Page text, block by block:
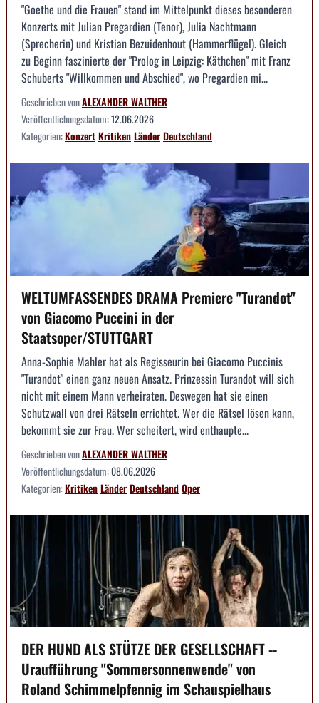
"Goethe und die Frauen" stand im Mittelpunkt dieses besonderen
Konzerts mit Julian Pregardien (Tenor), Julia Nachtmann
(Sprecherin) und Kristian Bezuidenhout (Hammerflügel). Gleich
zu Beginn faszinierte der "Prolog in Leipzig: Käthchen" mit Franz
Schuberts "Willkommen und Abschied", wo Pregardien mi...
Geschrieben vonALEXANDER WALTHER
Veröffentlichungsdatum:12.06.2026
Kategorien:KonzertKritikenLänderDeutschland
WELTUMFASSENDES DRAMA Premiere "Turandot"
von Giacomo Puccini in der
Staatsoper/STUTTGART
Anna-Sophie Mahler hat als Regisseurin bei Giacomo Puccinis
"Turandot" einen ganz neuen Ansatz. Prinzessin Turandot will sich
nicht mit einem Mann verheiraten. Deswegen hat sie einen
Schutzwall von drei Rätseln errichtet. Wer die Rätsel lösen kann,
bekommt sie zur Frau. Wer scheitert, wird enthaupte...
Geschrieben vonALEXANDER WALTHER
Veröffentlichungsdatum:08.06.2026
Kategorien:KritikenLänderDeutschlandOper
DER HUND ALS STÜTZE DER GESELLSCHAFT --
Uraufführung "Sommersonnenwende" von
Roland Schimmelpfennig im Schauspielhaus